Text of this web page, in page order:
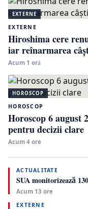
EXTERNE
EXTERNE
Hiroshima cere
iar reînarmarea
Acum 1 oră
HOROSCOP
HOROSCOP
Horoscop 6 august
pentru decizii clare
Acum 4 ore
ACTUALITATE
SUA monitorizează
Acum 13 ore
EXTERNE